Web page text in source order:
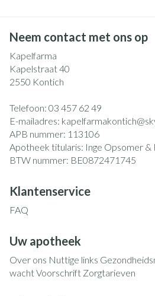
Neem contact met ons op
Kapelfarma
Kapelstraat 40
2550 Kontich
Telefoon: 03 457 62 49
E-mailadres: kapelfarmakontich@
APB nummer: 113106
Apotheek titularis: Inge Opsomer &
BTW nummer: BE0872471745
Klantenservice
FAQ
Uw apotheek
Over ons Nuttige links
wachtVoorschrift Zorgtarieven